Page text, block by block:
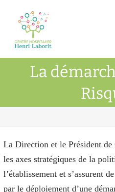
La
La Direction et le Président de
les axes stratégiques de la
l’établissement et s’assurent
par le déploiement d’une